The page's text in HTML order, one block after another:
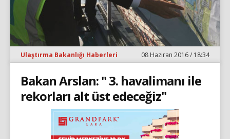
Ulaştırma Bakanlığı Haberleri 08 Haziran 2016 / 18:34
Bakan Arslan: " 3. havalimanı ile
rekorları alt üst edeceğiz"